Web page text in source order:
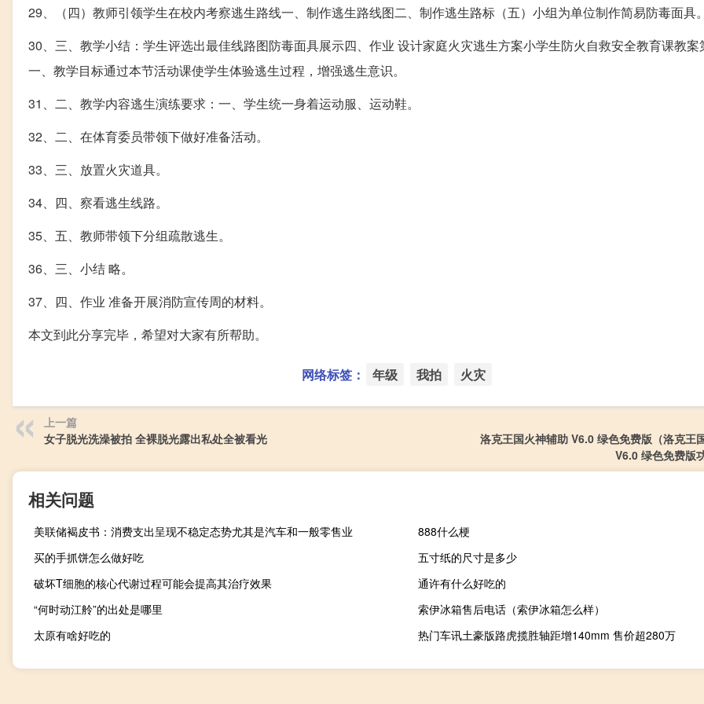
29、（四）教师引领学生在校内考察逃生路线一、制作逃生路线图二、制作逃生路标（五）小组为单位制作简易防毒面具。
30、三、教学小结：学生评选出最佳线路图防毒面具展示四、作业 设计家庭火灾逃生方案小学生防火自救安全教育课教案
一、教学目标通过本节活动课使学生体验逃生过程，增强逃生意识。
31、二、教学内容逃生演练要求：一、学生统一身着运动服、运动鞋。
32、二、在体育委员带领下做好准备活动。
33、三、放置火灾道具。
34、四、察看逃生线路。
35、五、教师带领下分组疏散逃生。
36、三、小结 略。
37、四、作业 准备开展消防宣传周的材料。
本文到此分享完毕，希望对大家有所帮助。
网络标签： 年级 我拍 火灾
上一篇
女子脱光洗澡被拍 全裸脱光露出私处全被看光
洛克王国火神辅助 V6.0 绿色免费版（洛克王
V6.0 绿色免费版
相关问题
美联储褐皮书：消费支出呈现不稳定态势尤其是汽车和一般零售业
888什么梗
买的手抓饼怎么做好吃
五寸纸的尺寸是多少
破坏T细胞的核心代谢过程可能会提高其治疗效果
通许有什么好吃的
“何时动江舲”的出处是哪里
索伊冰箱售后电话（索伊冰箱怎么样）
太原有啥好吃的
热门车讯土豪版路虎揽胜轴距增140mm 售价超280万